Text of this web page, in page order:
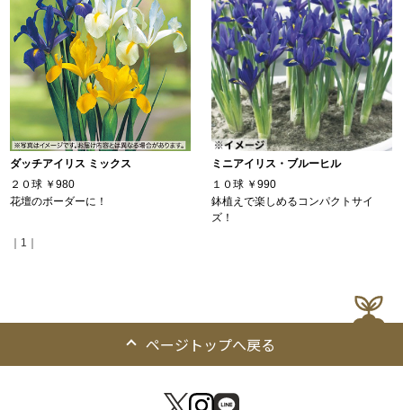
ダッチアイリス ミックス
２０球 ￥980
花壇のボーダーに！
ミニアイリス・ブルーヒル
１０球 ￥990
鉢植えで楽しめるコンパクトサイ
ズ！
｜1｜
ページトップへ戻る